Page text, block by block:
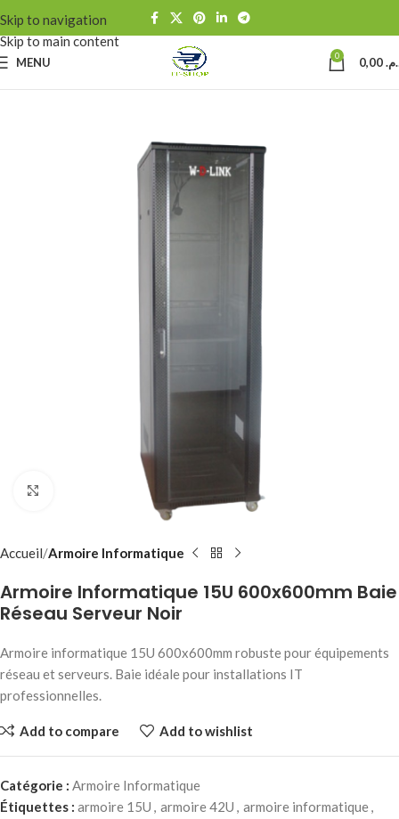
Skip to navigation
Skip to main content
MENU 0
Accueil Armoire Informatique
Armoire Informatique 15U 600x600mm Baie
Réseau Serveur Noir
Armoire informatique 15U 600x600mm robuste pour équipements
réseau et serveurs. Baie idéale pour installations IT
professionnelles.
Add to compare Add to wishlist
Catégorie : Armoire Informatique
Étiquettes : armoire 15U , armoire 42U , armoire informatique,